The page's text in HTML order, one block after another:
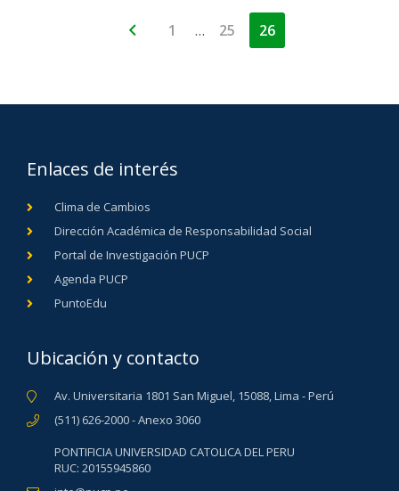
1 … 25 26
Enlaces de interés
Clima de Cambios
Dirección Académica de Responsabilidad Social
Portal de Investigación PUCP
Agenda PUCP
PuntoEdu
Ubicación y contacto
Av. Universitaria 1801 San Miguel, 15088, Lima - Perú
(511) 626-2000 - Anexo 3060
PONTIFICIA UNIVERSIDAD CATOLICA DEL PERU
RUC: 20155945860